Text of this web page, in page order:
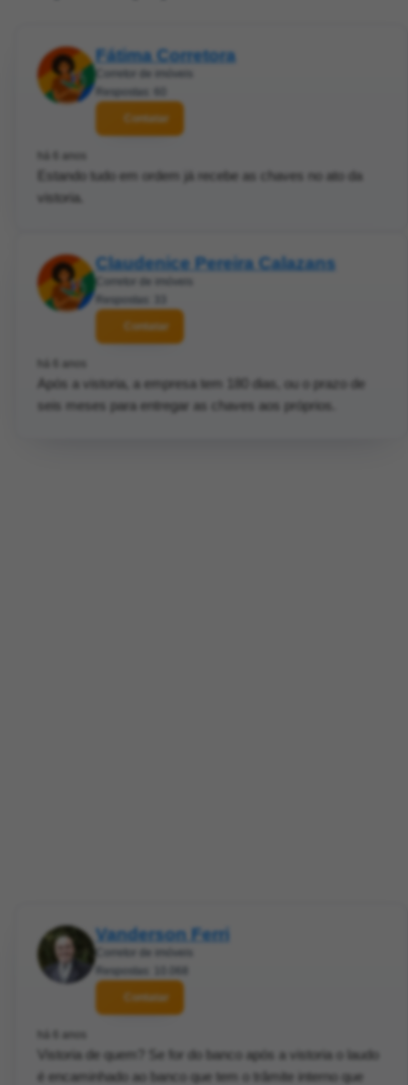
Fátima Corretora
Corretor de imóveis
Respostas: 60
Contatar
há 6 anos
Estando tudo em ordem já recebe as chaves no ato da
vistoria.
Claudenice Pereira Calazans
Corretor de imóveis
Respostas: 33
Contatar
há 6 anos
Após a vistoria, a empresa tem 180 dias, ou o prazo de
seis meses para entregar as chaves aos próprios.
Vanderson Ferri
Corretor de imóveis
Respostas: 10.068
Contatar
há 6 anos
Vistoria de quem? Se for do banco após a vistoria o laudo
é encaminhado ao banco que tem o trâmite interno que